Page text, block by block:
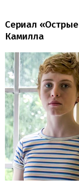
Сериал
Камилла